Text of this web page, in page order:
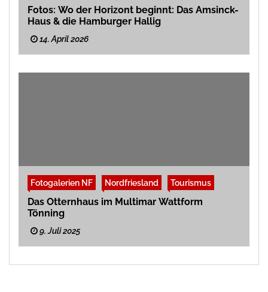
Fotos: Wo der Horizont beginnt: Das Amsinck-
Haus & die Hamburger Hallig
14. April 2026
Fotogalerien NF Nordfriesland Tourismus
Das Otternhaus im Multimar Wattform
Tönning
9. Juli 2025